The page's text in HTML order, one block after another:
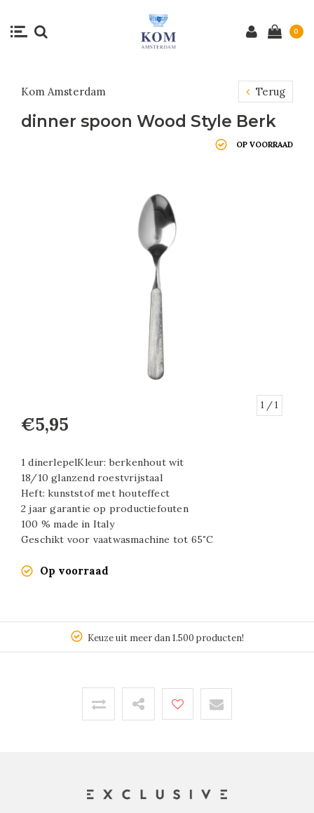
0
Kom Amsterdam Terug
dinner spoon Wood Style Berk
OP VOORRAAD
1 / 1
€5,95
1 dinerlepelKleur: berkenhout wit
18/10 glanzend roestvrijstaal
Heft: kunststof met houteffect
2 jaar garantie op productiefouten
100 % made in Italy
Geschikt voor vaatwasmachine tot 65˚C
Op voorraad
Keuze uit meer dan 1.500 producten!